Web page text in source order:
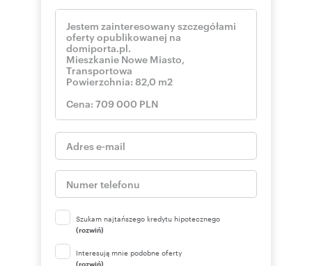
Szukam najtańszego kredytu hipotecznego
(rozwiń)
Interesują mnie podobne oferty
(rozwiń)